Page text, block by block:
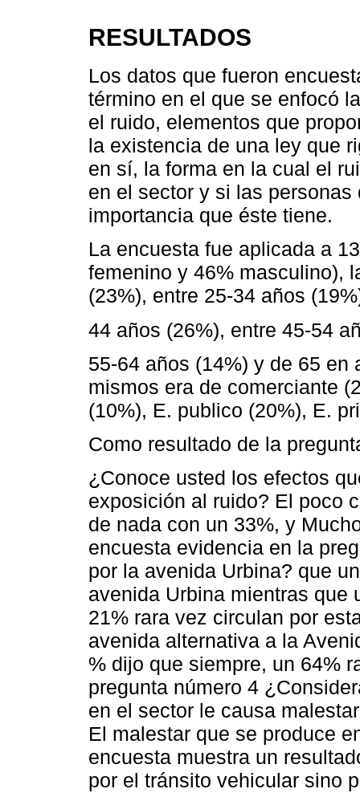
RESULTADOS
Los datos que fueron
término en el que se enfocó
el ruido, elementos que
la existencia de una ley que
en sí, la forma en la cual el
en el sector y si las
importancia que éste tiene.
La encuesta fue aplicada a
femenino y 46% masculino),
(23%), entre 25-34 años
44 años (26%), entre 45-54
55-64 años (14%) y de 65
mismos era de comerciante
(10%), E. publico (20%), E.
Como resultado de la
¿Conoce usted los efectos
exposición al ruido? El poco
de nada con un 33%, y
encuesta evidencia en la
por la avenida Urbina? que
avenida Urbina mientras que
21% rara vez circulan por
avenida alternativa a la
% dijo que siempre, un 64%
pregunta número 4
en el sector le causa
El malestar que se produce
encuesta muestra un
por el tránsito vehicular sino